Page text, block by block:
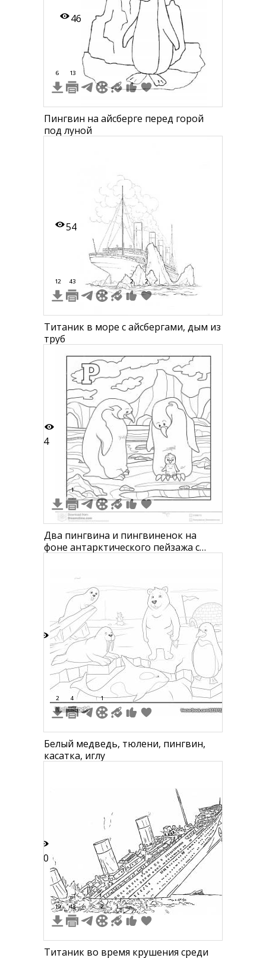
46
6 13
Пингвин на айсберге перед горой
под луной
54
12 43 2 2
Титаник в море с айсбергами, дым из
труб
4
1
Два пингвина и пингвиненок на
фоне антарктического пейзажа с
2 4 1
Белый медведь, тюлени, пингвин,
касатка, иглу
80
19 43 2 1 1
Титаник во время крушения среди